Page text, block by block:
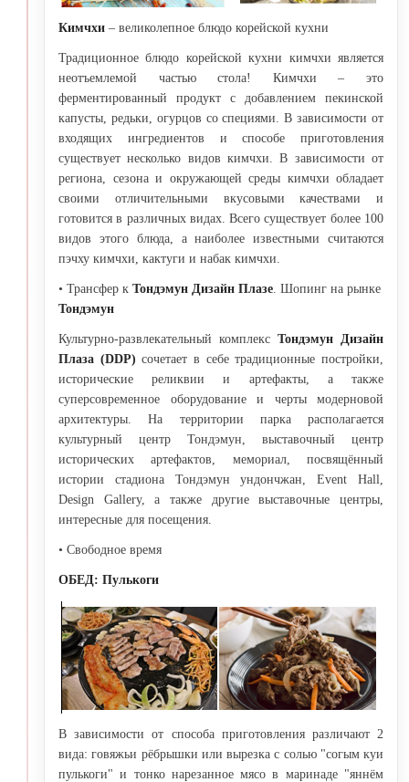
Кимчхи – великолепное блюдо корейской кухни
Традиционное блюдо корейской кухни кимчхи является
неотъемлемой частью стола! Кимчхи – это
ферментированный продукт с добавлением пекинской
капусты, редьки, огурцов со специями. В зависимости от
входящих ингредиентов и способе приготовления
существует несколько видов кимчхи. В зависимости от
региона, сезона и окружающей среды кимчхи обладает
своими отличительными вкусовыми качествами и
готовится в различных видах. Всего существует более 100
видов этого блюда, а наиболее известными считаются
пэчху кимчхи, кактуги и набак кимчхи.
• Трансфер к Тондэмун Дизайн Плазе . Шопинг на рынке
Тондэмун
Культурно-развлекательный комплекс Тондэмун Дизайн
Плаза (DDP) сочетает в себе традиционные постройки,
исторические реликвии и артефакты, а также
суперсовременное оборудование и черты модерновой
архитектуры. На территории парка располагается
культурный центр Тондэмун, выставочный центр
исторических артефактов, мемориал, посвящённый
истории стадиона Тондэмун ундончжан, Event Hall,
Design Gallery, а также другие выставочные центры,
интересные для посещения.
• Свободное время
ОБЕД: Пулькоги
В зависимости от способа приготовления различают 2
вида: говяжьи рёбрышки или вырезка с солью "согым куи
пулькоги" и тонко нарезанное мясо в маринаде "яннём